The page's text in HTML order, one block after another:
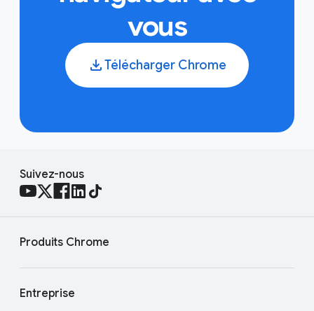
vous
Télécharger Chrome
Suivez-nous
Produits Chrome
Entreprise